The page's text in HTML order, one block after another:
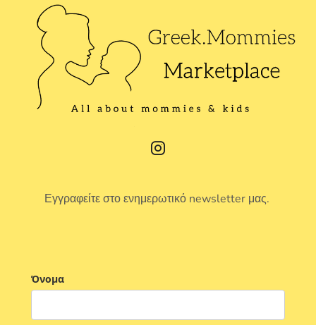
Εγγραφείτε στο ενημερωτικό newsletter μας.
Όνομα